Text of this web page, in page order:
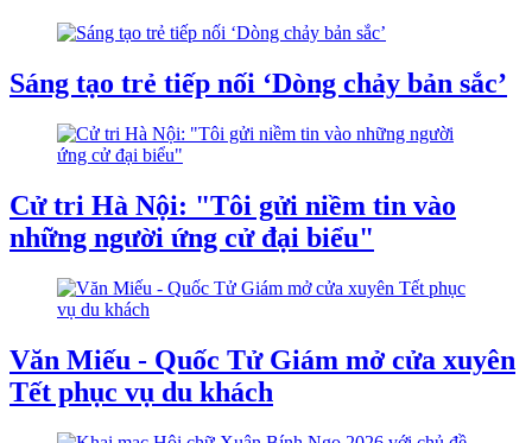
Sáng tạo trẻ tiếp nối ‘Dòng chảy bản sắc’
Cử tri Hà Nội: "Tôi gửi niềm tin vào
những người ứng cử đại biểu"
Văn Miếu - Quốc Tử Giám mở cửa xuyên
Tết phục vụ du khách